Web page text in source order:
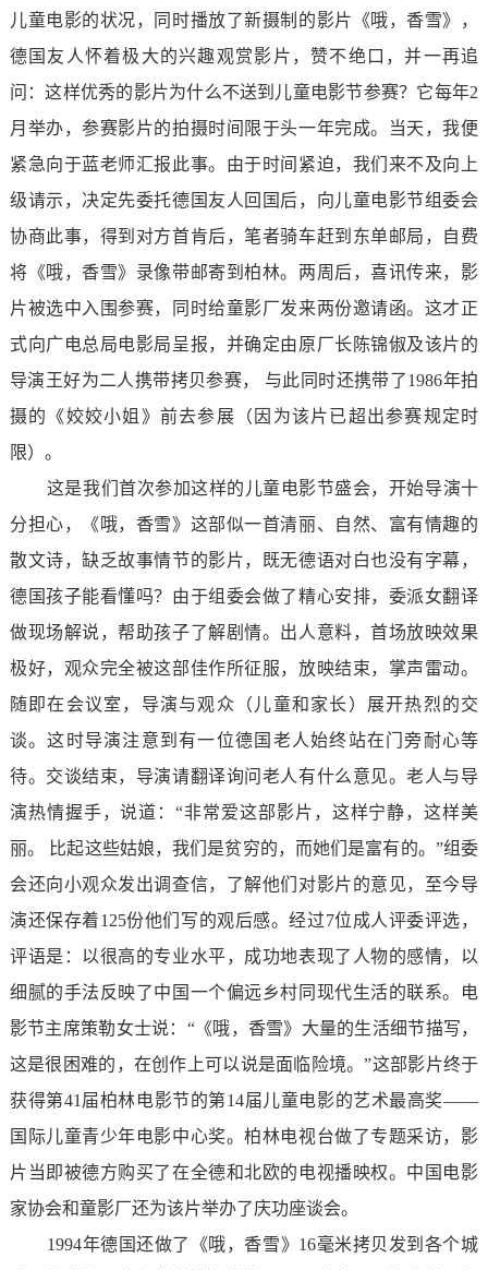
儿童电影的状况，同时播放了新摄制的影片《哦，香雪》，
德国友人怀着极大的兴趣观赏影片，赞不绝口，并一再追
问：这样优秀的影片为什么不送到儿童电影节参赛？它每年2
月举办，参赛影片的拍摄时间限于头一年完成。当天，我便
紧急向于蓝老师汇报此事。由于时间紧迫，我们来不及向上
级请示，决定先委托德国友人回国后，向儿童电影节组委会
协商此事，得到对方首肯后，笔者骑车赶到东单邮局，自费
将《哦，香雪》录像带邮寄到柏林。两周后，喜讯传来，影
片被选中入围参赛，同时给童影厂发来两份邀请函。这才正
式向广电总局电影局呈报，并确定由原厂长陈锦俶及该片的
导演王好为二人携带拷贝参赛， 与此同时还携带了1986年拍
摄的《姣姣小姐》前去参展（因为该片已超出参赛规定时
限）。
这是我们首次参加这样的儿童电影节盛会，开始导演十
分担心，《哦，香雪》这部似一首清丽、自然、富有情趣的
散文诗，缺乏故事情节的影片，既无德语对白也没有字幕，
德国孩子能看懂吗？由于组委会做了精心安排，委派女翻译
做现场解说，帮助孩子了解剧情。出人意料，首场放映效果
极好，观众完全被这部佳作所征服，放映结束，掌声雷动。
随即在会议室，导演与观众（儿童和家长）展开热烈的交
谈。这时导演注意到有一位德国老人始终站在门旁耐心等
待。交谈结束，导演请翻译询问老人有什么意见。老人与导
演热情握手，说道：“非常爱这部影片，这样宁静，这样美
丽。 比起这些姑娘，我们是贫穷的，而她们是富有的。”组委
会还向小观众发出调查信，了解他们对影片的意见，至今导
演还保存着125份他们写的观后感。经过7位成人评委评选，
评语是：以很高的专业水平，成功地表现了人物的感情，以
细腻的手法反映了中国一个偏远乡村同现代生活的联系。电
影节主席策勒女士说：“《哦，香雪》大量的生活细节描写，
这是很困难的，在创作上可以说是面临险境。”这部影片终于
获得第41届柏林电影节的第14届儿童电影的艺术最高奖——
国际儿童青少年电影中心奖。柏林电视台做了专题采访，影
片当即被德方购买了在全德和北欧的电视播映权。中国电影
家协会和童影厂还为该片举办了庆功座谈会。
1994年德国还做了《哦，香雪》16毫米拷贝发到各个城